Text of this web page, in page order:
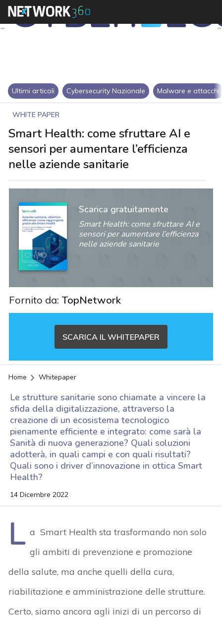
Ultimi articoli Cybersecurity Nazionale Malware e attacchi
WHITE PAPER
Smart Health: come sfruttare AI e
sensori per aumentare l’efficienza
nelle aziende sanitarie
Scarica gratuitamente
Smart Health: come sfruttare AI e
sensori per aumentare l’efficienza
nelle aziende sanitarie
Fornito da: TopNetwork
SCARICA IL WHITEPAPER
Home Whitepaper
Le strutture sanitarie sono chiamate a vincere la
sfida della digitalizzazione, attraverso la
creazione di un ecosistema tecnologico
pienamente efficiente e integrato: come sarà la
Sanità di nuova generazione? Quali soluzioni
adotterà, in quali campi e con quali risultati?
Quali sono i driver d’innovazione in ottica Smart
Health?
14 Dicembre 2022
L a Smart Health sta trasformando non solo
gli ambiti di prevenzione e promozione
della salute, ma anche quelli della cura,
riabilitazione e amministrazione delle strutture.
Certo, siamo ancora agli inizi di un percorso di